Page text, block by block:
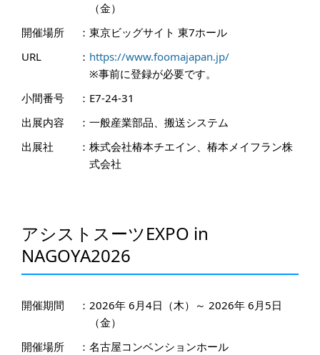
（金）
開催場所
： 東京ビッグサイト 東7ホール
URL
： https://www.foomajapan.jp/
※事前に登録が必要です。
小間番号
： E7-24-31
出展内容
： 一般産業部品、搬送システム
出展社
： 株式会社椿本チエイン、椿本メイフラン株
式会社
アシストスーツEXPO in
NAGOYA2026
開催期間 ： 2026年 6月4日（木）～ 2026年 6月5日
（金）
開催場所
： 名古屋コンベンションホール